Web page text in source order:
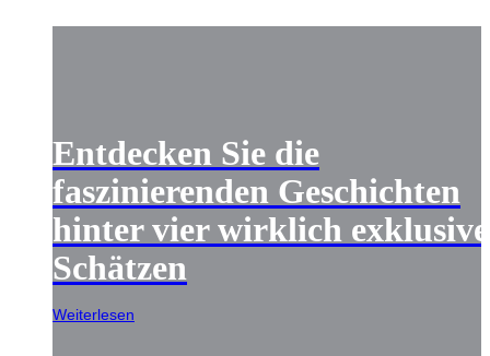
Entdecken Sie die
faszinierenden Geschichten
hinter vier wirklich
Schätzen
Weiterlesen